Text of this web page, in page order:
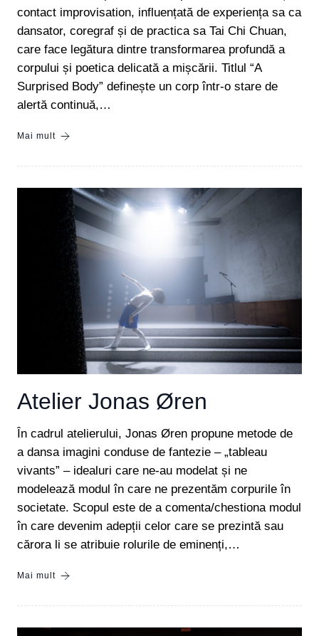
contact improvisation, influențată de experiența sa ca
dansator, coregraf și de practica sa Tai Chi Chuan,
care face legătura dintre transformarea profundă a
corpului și poetica delicată a mișcării. Titlul “A
Surprised Body” definește un corp într-o stare de
alertă continuă,…
Mai mult
Atelier Jonas Øren
În cadrul atelierului, Jonas Øren propune metode de
a dansa imagini conduse de fantezie – „tableau
vivants” – idealuri care ne-au modelat și ne
modelează modul în care ne prezentăm corpurile în
societate. Scopul este de a comenta/chestiona modul
în care devenim adepții celor care se prezintă sau
cărora li se atribuie rolurile de eminenți,…
Mai mult